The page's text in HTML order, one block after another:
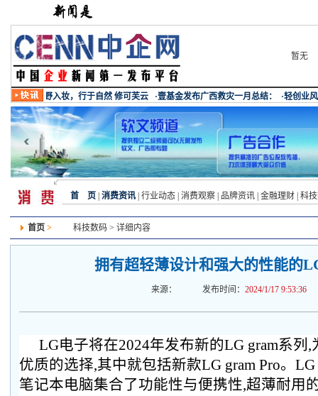
暂无
首 页 消费资讯 行业动态 消费观察 品牌资讯 金融理财 科
首页 > 科技数码 > 详细内容
拥有超轻薄设计和强大的性能的
来源： 发布时间： 2024/1/17 9:53:36
LG电子将在2024年发布新的LG gram系列
优质的选择,其中就包括新款LG gram Pro。
笔记本电脑集合了功能性与便携性,超薄耐用